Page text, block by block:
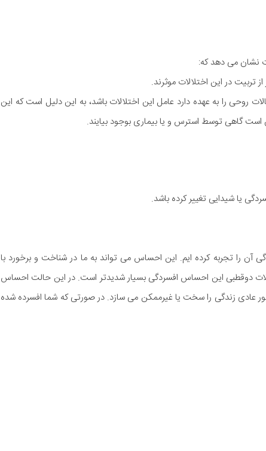
نشان می دهد که:
تربیت در این اختلالات موثرند.
را به عهده دارد عامل این اختلالات باشد، به این دلیل است که این
است گاهی توسط استرس و یا بیماری بوجود بیایند.
یا شیدایی تغییر کرده باشد.
را تجربه کرده ایم. این احساس می تواند به ما در شناخت و برخورد با
دوقطبی این احساس افسردگی بسیار شدیدتر است. در این حالت احساس
عادی زندگی را سخت یا غیرممکن می سازد. در صورتی که شما افسرده شده